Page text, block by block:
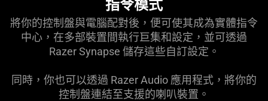
將你的控制盤與電腦配對後，便可使其成為實體指令
中心，在多部裝置間執行巨集和設定，並可透過
Razer Synapse 儲存這些自訂設定。
同時，你也可以透過 Razer Audio 應用程式，將你的
控制盤連結至支援的喇叭裝置。